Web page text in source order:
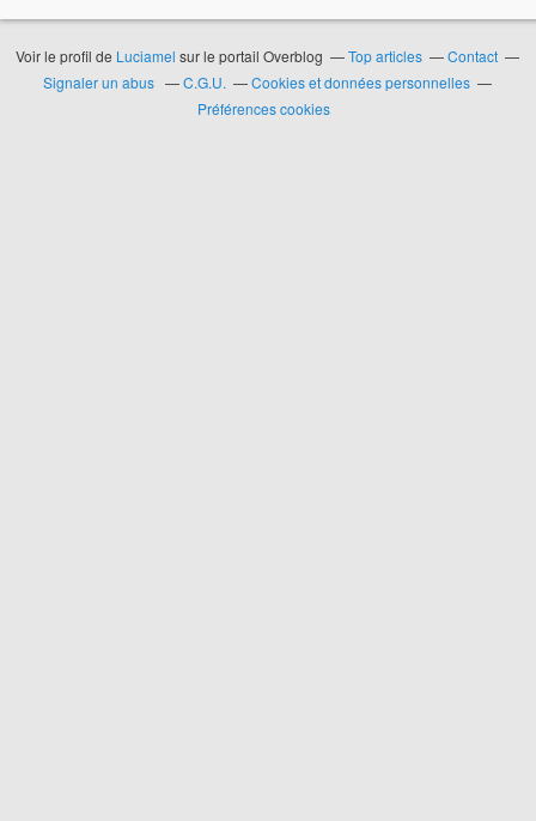
Voir le profil de Luciamel sur le portail Overblog Top articles
Contact
Signaler un abus
C.G.U.
Cookies et données personnelles
Préférences cookies